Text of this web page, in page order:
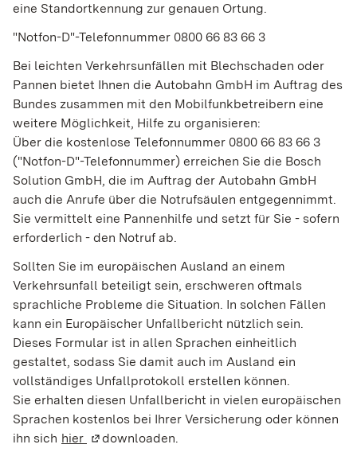
eine Standortkennung zur genauen Ortung.
"Notfon-D"-Telefonnummer 0800 66 83 66 3
Bei leichten Verkehrsunfällen mit Blechschaden oder
Pannen bietet Ihnen die Autobahn GmbH im Auftrag des
Bundes zusammen mit den Mobilfunkbetreibern eine
weitere Möglichkeit, Hilfe zu organisieren:
Über die kostenlose Telefonnummer 0800 66 83 66 3
("Notfon-D"-Telefonnummer) erreichen Sie die Bosch
Solution GmbH, die im Auftrag der Autobahn GmbH
auch die Anrufe über die Notrufsäulen entgegennimmt.
Sie vermittelt eine Pannenhilfe und setzt für Sie - sofern
erforderlich - den Notruf ab.
Sollten Sie im europäischen Ausland an einem
Verkehrsunfall beteiligt sein, erschweren oftmals
sprachliche Probleme die Situation. In solchen Fällen
kann ein Europäischer Unfallbericht nützlich sein.
Dieses Formular ist in allen Sprachen einheitlich
gestaltet, sodass Sie damit auch im Ausland ein
vollständiges Unfallprotokoll erstellen können.
Sie erhalten diesen Unfallbericht in vielen europäischen
Sprachen kostenlos bei Ihrer Versicherung oder können
ihn sich hier (Wird in einem neuen Fenster geöffnet)
downloaden.